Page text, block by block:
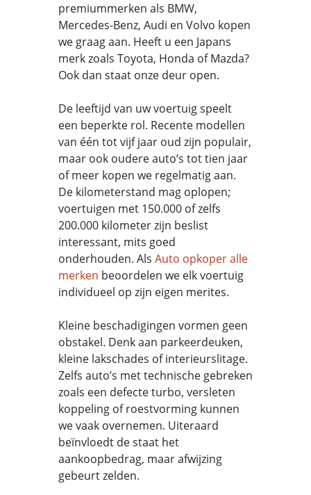
premiummerken als BMW,
Mercedes-Benz, Audi en Volvo kopen
we graag aan. Heeft u een Japans
merk zoals Toyota, Honda of Mazda?
Ook dan staat onze deur open.
De leeftijd van uw voertuig speelt
een beperkte rol. Recente modellen
van één tot vijf jaar oud zijn populair,
maar ook oudere auto’s tot tien jaar
of meer kopen we regelmatig aan.
De kilometerstand mag oplopen;
voertuigen met 150.000 of zelfs
200.000 kilometer zijn beslist
interessant, mits goed
onderhouden. Als Auto opkoper alle
merken beoordelen we elk voertuig
individueel op zijn eigen merites.
Kleine beschadigingen vormen geen
obstakel. Denk aan parkeerdeuken,
kleine lakschades of interieurslitage.
Zelfs auto’s met technische gebreken
zoals een defecte turbo, versleten
koppeling of roestvorming kunnen
we vaak overnemen. Uiteraard
beïnvloedt de staat het
aankoopbedrag, maar afwijzing
gebeurt zelden.